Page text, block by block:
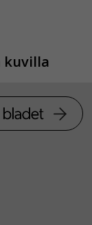
kuvilla